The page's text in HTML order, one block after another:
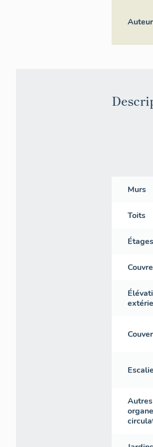
Murs
Toits
Étages
Autres